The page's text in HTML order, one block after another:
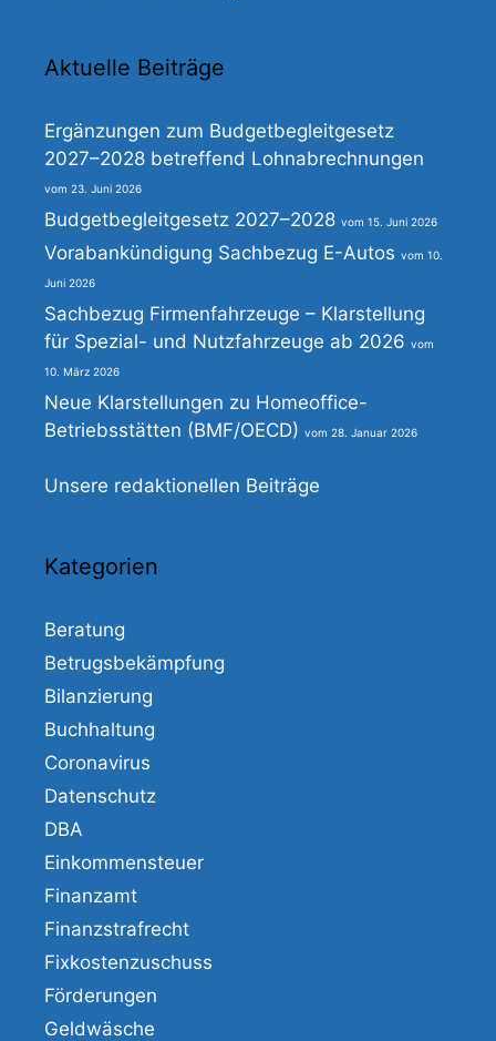
Aktuelle Beiträge
Ergänzungen zum Budgetbegleitgesetz
2027–2028 betreffend Lohnabrechnungen
23. Juni 2026
Budgetbegleitgesetz 2027–2028 15. Juni 2026
Vorabankündigung Sachbezug E-Autos 10.
Juni 2026
Sachbezug Firmenfahrzeuge – Klarstellung
für Spezial- und Nutzfahrzeuge ab 2026
10. März 2026
Neue Klarstellungen zu Homeoffice-
Betriebsstätten (BMF/OECD)
28. Januar 2026
Unsere redaktionellen Beiträge
Kategorien
Beratung
Betrugsbekämpfung
Bilanzierung
Buchhaltung
Coronavirus
Datenschutz
DBA
Einkommensteuer
Finanzamt
Finanzstrafrecht
Fixkostenzuschuss
Förderungen
Geldwäsche